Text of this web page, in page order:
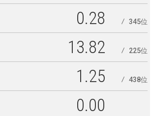
0.28 345位
13.82 225位
1.25 438位
0.00